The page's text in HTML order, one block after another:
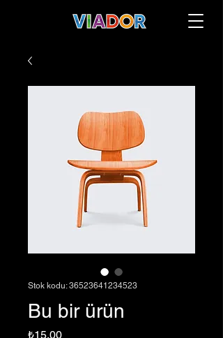
Stok kodu: 36523641234523
Bu bir ürün
₺15,00Fiyat